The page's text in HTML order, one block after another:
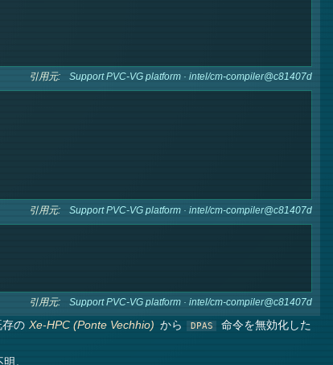
引用元: Support PVC-VG platform · intel/cm-compiler@c81407d
引用元: Support PVC-VG platform · intel/cm-compiler@c81407d
引用元: Support PVC-VG platform · intel/cm-compiler@c81407d
存の Xe-HPC (Ponte Vechhio) から DPAS
命令を無効化した
。